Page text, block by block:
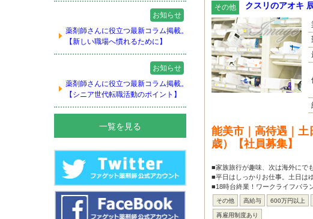
お知らせ
薬剤師さんに役立つ最新コラム掲載。
【新しい職場へ慣れるために】
お知らせ
薬剤師さんに役立つ最新コラム掲載。
【シニア世代転職活動のポイント】
一覧を見る
その他 クスリのアオキ
能美市｜高待遇｜土
歳）【社員募集】
■家族旅行が趣味、次は海外にで
■平日はしっかりお仕事。土日は
■18時台終業！ワークライフバラ
その他 高給与 600万円以上
再雇用制度あり